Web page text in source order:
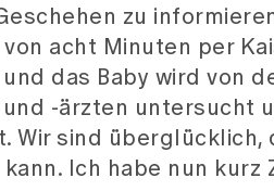
zu
acht Minuten per
das Baby wird von
-ärzten untersucht
Wir sind überglücklich,
Ich habe nun kurz